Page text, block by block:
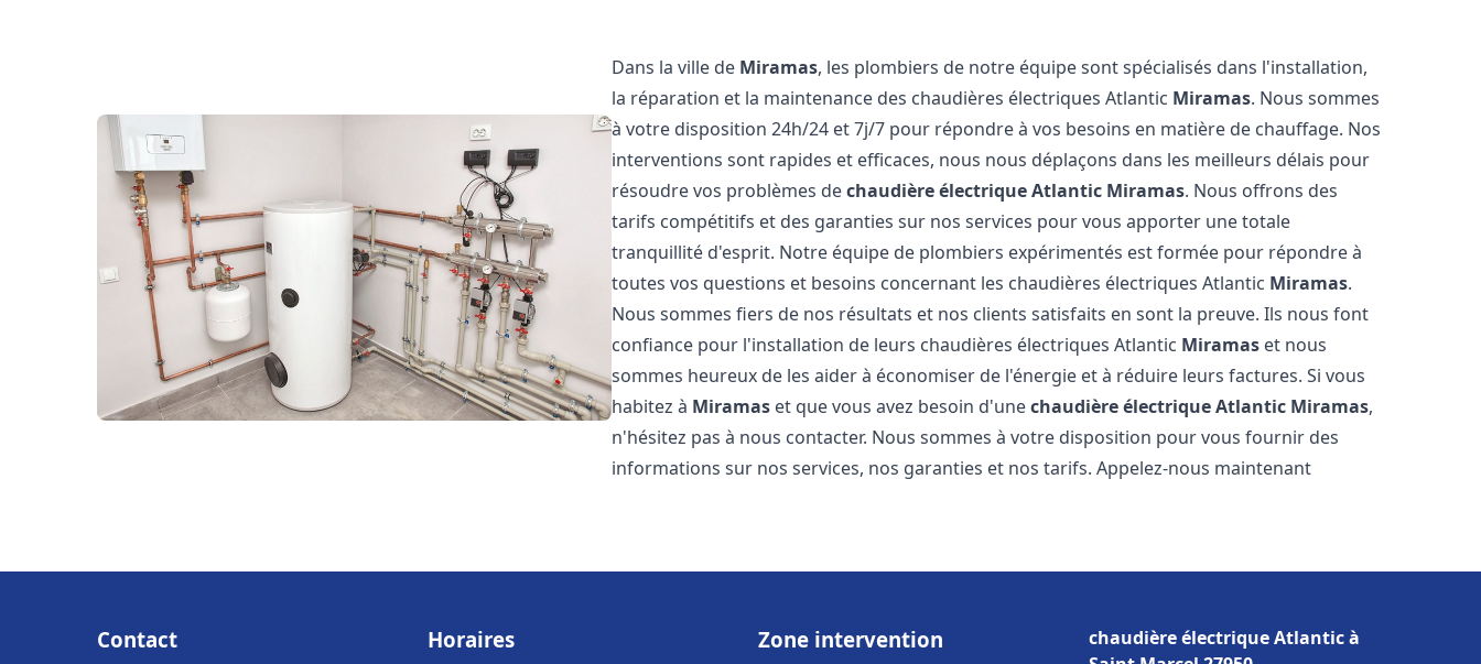
Dans la ville de Miramas, les plombiers de notre équipe sont spécialisés dans l'installation,
la réparation et la maintenance des chaudières électriques Atlantic Miramas. Nous sommes
à votre disposition 24h/24 et 7j/7 pour répondre à vos besoins en matière de chauffage. Nos
interventions sont rapides et efficaces, nous nous déplaçons dans les meilleurs délais pour
résoudre vos problèmes dechaudière électrique Atlantic Miramas. Nous offrons des
tarifs compétitifs et des garanties sur nos services pour vous apporter une totale
tranquillité d'esprit. Notre équipe de plombiers expérimentés est formée pour répondre à
toutes vos questions et besoins concernant les chaudières électriques Atlantic Miramas.
Nous sommes fiers de nos résultats et nos clients satisfaits en sont la preuve. Ils nous font
confiance pour l'installation de leurs chaudières électriques Atlantic Miramas et nous
sommes heureux de les aider à économiser de l'énergie et à réduire leurs factures. Si vous
habitez à Miramas et que vous avez besoin d'unechaudière électrique Atlantic Miramas,
n'hésitez pas à nous contacter. Nous sommes à votre disposition pour vous fournir des
informations sur nos services, nos garanties et nos tarifs. Appelez-nous maintenant
Contact Horaires Zone intervention
chaudière électrique Atlantic à